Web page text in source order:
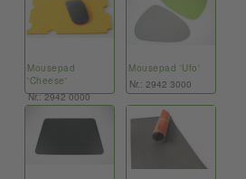
Mousepad
'Cheese'
Nr.: 2942 0000
Mousepad 'Ufo'
Nr.: 2942 3000